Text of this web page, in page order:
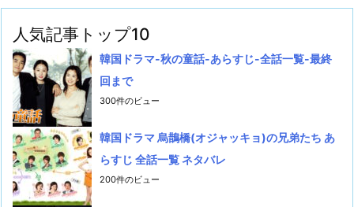
人気記事トップ10
韓国ドラマ-秋の童話-あらすじ-全話一覧-最終
回まで
300件のビュー
韓国ドラマ 烏鵲橋(オジャッキョ)の兄弟たち あ
らすじ 全話一覧 ネタバレ
200件のビュー